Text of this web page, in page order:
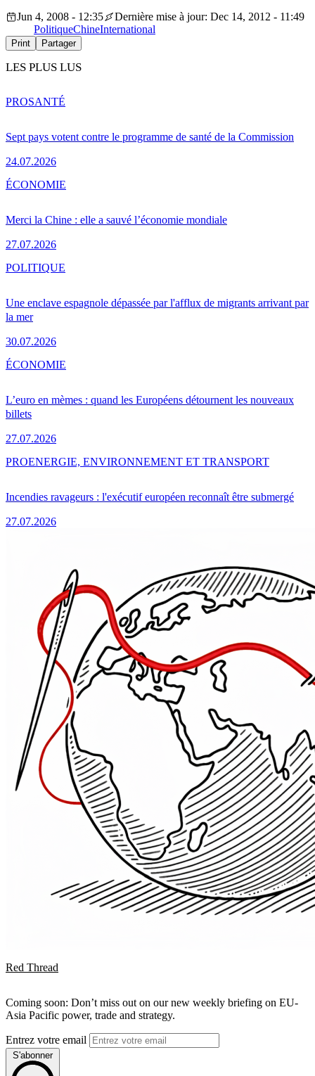
Jun 4, 2008 - 12:35
Dernière mise à jour: Dec 14, 2012 - 11:49
PolitiqueChineInternational
Print Partager
LES PLUS LUS
Sept pays votent contre le programme de santé de la Commission
24.07.2026
PROSANTÉ
Merci la Chine : elle a sauvé l’économie mondiale
27.07.2026
ÉCONOMIE
Une enclave espagnole dépassée par l'afflux de migrants arrivant par
la mer
30.07.2026
POLITIQUE
L’euro en mèmes : quand les Européens détournent les nouveaux
billets
27.07.2026
ÉCONOMIE
Incendies ravageurs : l'exécutif européen reconnaît être submergé
27.07.2026
PROENERGIE, ENVIRONNEMENT ET TRANSPORT
Red Thread
Coming soon: Don’t miss out on our new weekly briefing on EU-
Asia Pacific power, trade and strategy.
Entrez votre email
S'abonner